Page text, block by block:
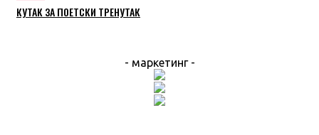
КУТАК ЗА ПОЕТСКИ ТРЕНУТАК
- маркетинг -